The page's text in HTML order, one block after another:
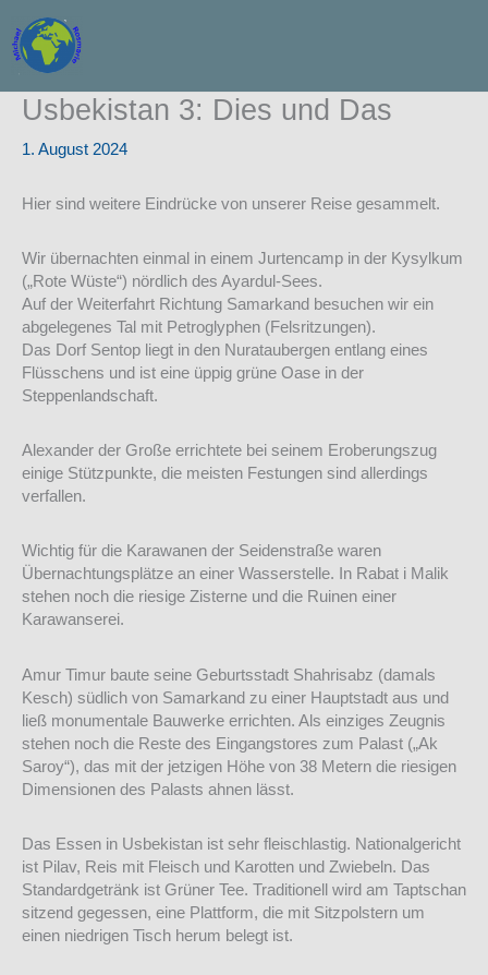
Inhalt
springen
Usbekistan 3: Dies und Das
1. August 2024
Hier sind weitere Eindrücke von unserer Reise gesammelt.
Wir übernachten einmal in einem Jurtencamp in der Kysylkum
(„Rote Wüste“) nördlich des Ayardul-Sees.
Auf der Weiterfahrt Richtung Samarkand besuchen wir ein
abgelegenes Tal mit Petroglyphen (Felsritzungen).
Das Dorf Sentop liegt in den Nurataubergen entlang eines
Flüsschens und ist eine üppig grüne Oase in der
Steppenlandschaft.
Alexander der Große errichtete bei seinem Eroberungszug
einige Stützpunkte, die meisten Festungen sind allerdings
verfallen.
Wichtig für die Karawanen der Seidenstraße waren
Übernachtungsplätze an einer Wasserstelle. In Rabat i Malik
stehen noch die riesige Zisterne und die Ruinen einer
Karawanserei.
Amur Timur baute seine Geburtsstadt Shahrisabz (damals
Kesch) südlich von Samarkand zu einer Hauptstadt aus und
ließ monumentale Bauwerke errichten. Als einziges Zeugnis
stehen noch die Reste des Eingangstores zum Palast („Ak
Saroy“), das mit der jetzigen Höhe von 38 Metern die riesigen
Dimensionen des Palasts ahnen lässt.
Das Essen in Usbekistan ist sehr fleischlastig. Nationalgericht
ist Pilav, Reis mit Fleisch und Karotten und Zwiebeln. Das
Standardgetränk ist Grüner Tee. Traditionell wird am Taptschan
sitzend gegessen, eine Plattform, die mit Sitzpolstern um
einen niedrigen Tisch herum belegt ist.